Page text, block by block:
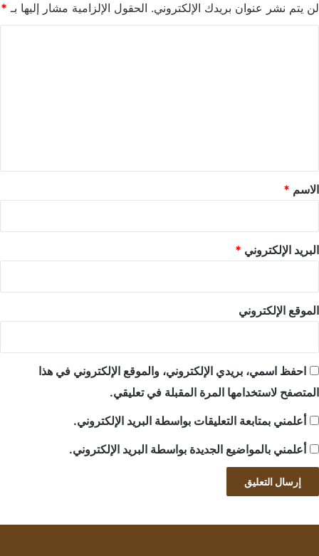
لن يتم نشر عنوان بريدك الإلكتروني. الحقول الإلزامية مشار إليها بـ *
*
الاسم *
البريد الإلكتروني *
الموقع الإلكتروني
احفظ اسمي، بريدي الإلكتروني، والموقع الإلكتروني في هذا
المتصفح لاستخدامها المرة المقبلة في تعليقي.
أعلمني بمتابعة التعليقات بواسطة البريد الإلكتروني.
أعلمني بالمواضيع الجديدة بواسطة البريد الإلكتروني.